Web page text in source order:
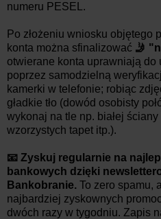
numeru PESEL.
Po złożeniu wniosku objętego
konta można sfinalizować 🤳
otwierane konta uprawniają do
poprzez samodzielną
kamerki w telefonie; robiąc
gładkie tło (dowód osobisty
wykonaj na tle np. białej
wzorzystych tapet itp.).
📧 Zyskuj regularnie na
bankowych dzięki
Bankobranie. To zero spamu,
najbardziej zyskownych
dwóch razy w tygodniu. Zapis